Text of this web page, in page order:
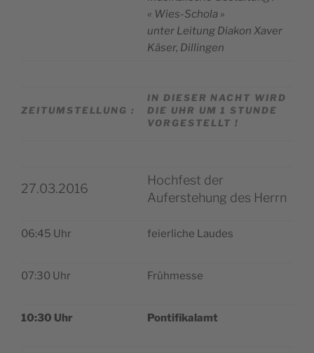
« Wies-Schola »
unter Lei­tung Dia­kon Xaver
Käser, Dillingen
ZEITUMSTELLUNG :
IN DIESER NACHT WIRD
DIE UHR UM 1 STUNDE
VORGESTELLT !
27.03.2016
Hochfest der
Auferstehung des Herrn
06:45 Uhr feier­liche Laudes
07:30 Uhr Früh­messe
10:30 Uhr Pon­ti­fi­ka­lamt